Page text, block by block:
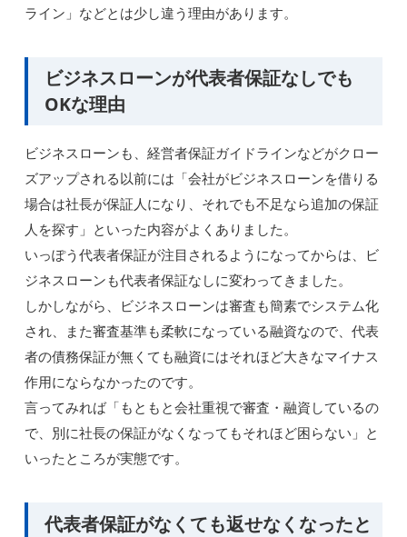
ライン」などとは少し違う理由があります。
ビジネスローンが代表者保証なしでも
OKな理由
ビジネスローンも、経営者保証ガイドラインなどがクロー
ズアップされる以前には「会社がビジネスローンを借りる
場合は社長が保証人になり、それでも不足なら追加の保証
人を探す」といった内容がよくありました。
いっぽう代表者保証が注目されるようになってからは、ビ
ジネスローンも代表者保証なしに変わってきました。
しかしながら、ビジネスローンは審査も簡素でシステム化
され、また審査基準も柔軟になっている融資なので、代表
者の債務保証が無くても融資にはそれほど大きなマイナス
作用にならなかったのです。
言ってみれば「もともと会社重視で審査・融資しているの
で、別に社長の保証がなくなってもそれほど困らない」と
いったところが実態です。
代表者保証がなくても返せなくなったと